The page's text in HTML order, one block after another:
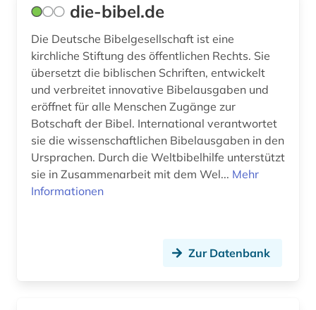
die-bibel.de
Die Deutsche Bibelgesellschaft ist eine
kirchliche Stiftung des öffentlichen Rechts. Sie
übersetzt die biblischen Schriften, entwickelt
und verbreitet innovative Bibelausgaben und
eröffnet für alle Menschen Zugänge zur
Botschaft der Bibel. International verantwortet
sie die wissenschaftlichen Bibelausgaben in den
Ursprachen. Durch die Weltbibelhilfe unterstützt
sie in Zusammenarbeit mit dem Wel... Mehr
Informationen
Zur Datenbank